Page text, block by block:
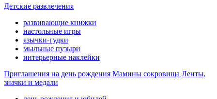
Детские развлечения
развивающие книжки
настольные игры
язычки-гудки
мыльные пузыри
интерьерные наклейки
Приглашения на день рождения Мамины сокровища Ленты,
значки и медали